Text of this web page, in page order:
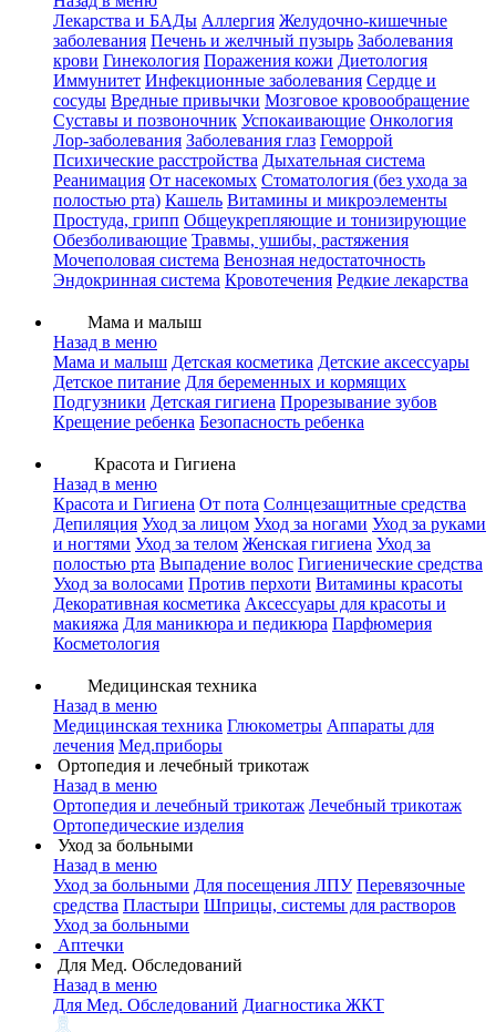
Лекарства и БАДы Аллергия Желудочно-кишечные
заболевания Печень и желчный пузырь Заболевания
крови Гинекология Поражения кожи Диетология
Иммунитет Инфекционные заболевания Сердце и
сосуды Вредные привычки Мозговое кровообращение
Суставы и позвоночник Успокаивающие Онкология
Лор-заболевания Заболевания глаз Геморрой
Психические расстройства Дыхательная система
Реанимация От насекомых Стоматология (без ухода за
полостью рта) Кашель Витамины и микроэлементы
Простуда, грипп Общеукрепляющие и тонизирующие
Обезболивающие Травмы, ушибы, растяжения
Мочеполовая система Венозная недостаточность
Эндокринная система Кровотечения Редкие лекарства
Мама и малыш
Назад в меню
Мама и малыш Детская косметика Детские аксессуары
Детское питание Для беременных и кормящих
Подгузники Детская гигиена Прорезывание зубов
Крещение ребенка Безопасность ребенка
Красота и Гигиена
Назад в меню
Красота и Гигиена От пота Солнцезащитные средства
Депиляция Уход за лицом Уход за ногами Уход за руками
и ногтями Уход за телом Женская гигиена Уход за
полостью рта Выпадение волос Гигиенические средства
Уход за волосами Против перхоти Витамины красоты
Декоративная косметика Аксессуары для красоты и
макияжа Для маникюра и педикюра Парфюмерия
Косметология
Медицинская техника
Назад в меню
Медицинская техника Глюкометры Аппараты для
лечения Мед.приборы
Ортопедия и лечебный трикотаж
Назад в меню
Ортопедия и лечебный трикотаж Лечебный трикотаж
Ортопедические изделия
Уход за больными
Назад в меню
Уход за больными Для посещения ЛПУ Перевязочные
средства Пластыри Шприцы, системы для растворов
Уход за больными
Аптечки
Для Мед. Обследований
Назад в меню
Для Мед. Обследований Диагностика ЖКТ